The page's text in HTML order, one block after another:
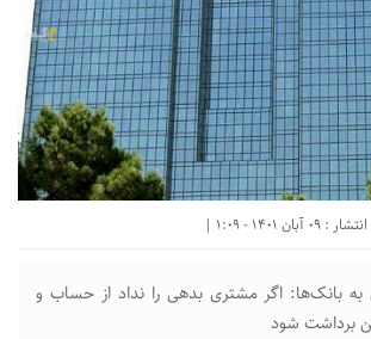
بانک‌ها: اگر مشتری بدهی را نداد از حساب و
برداشت شود